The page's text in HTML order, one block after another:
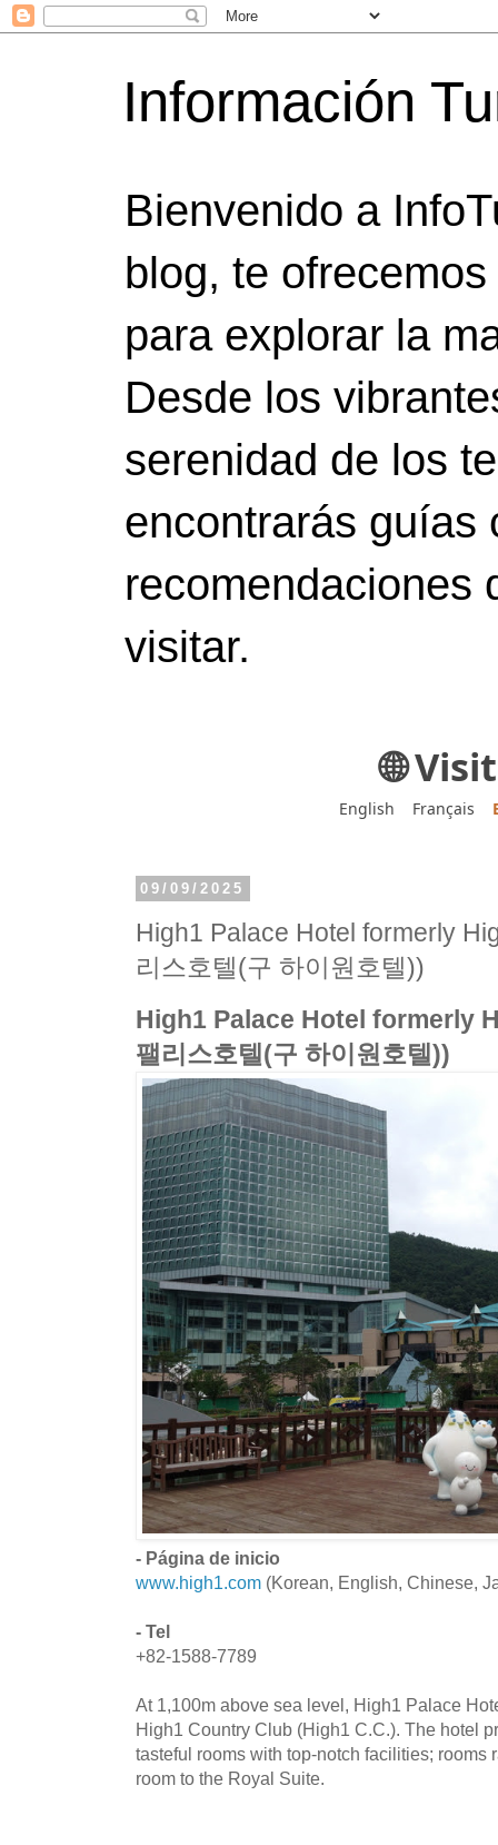
Información
Bienvenido a
blog, te
para explorar la
Desde los
serenidad de los
encontrarás guías
recomendaciones
visitar.
🌐
English Français
09/09/2025
High1 Palace Hotel formerly
리스호텔(구 하이원호텔))
High1 Palace Hotel formerly
팰리스호텔(구 하이원호텔))
- Página de inicio
www.high1.com (Korean, English, Chinese,
- Tel
+82-1588-7789
At 1,100m above sea level, High1 Palace
High1 Country Club (High1 C.C.). The hotel
tasteful rooms with top-notch facilities; rooms
room to the Royal Suite.